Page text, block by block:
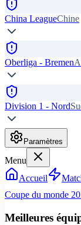
China LeagueChine
Oberliga - Bremen
Division 1 - Nord
Paramètres
Menu
Accueil
Coupe du monde
Meilleures